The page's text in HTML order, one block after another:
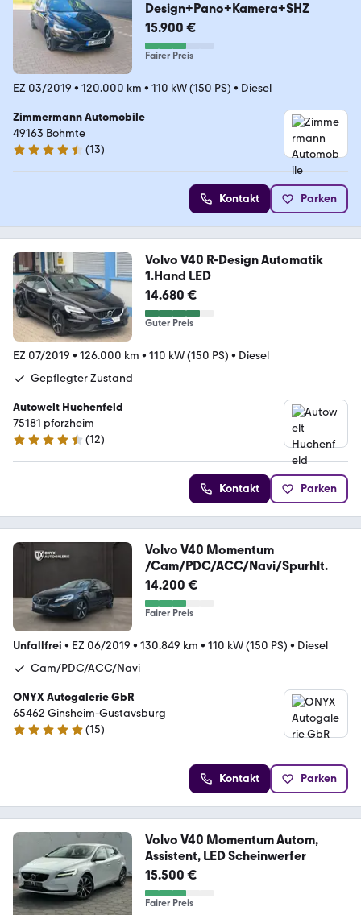
Design+Pano+Kamera+SHZ
15.900 €
Fairer Preis
EZ 03/2019 • 120.000 km • 110 kW (150 PS) • Diesel
Zimmermann Automobile
49163 Bohmte
4.7 Sterne
(13)
Kontakt Parken
Volvo V40 R-Design Automatik
1.Hand LED
14.680 €
Guter Preis
EZ 07/2019 • 126.000 km • 110 kW (150 PS) • Diesel
Gepflegter Zustand
Autowelt Huchenfeld
75181 pforzheim
4.6 Sterne
(12)
Kontakt Parken
Volvo V40 Momentum
/Cam/PDC/ACC/Navi/Spurhlt.
14.200 €
Fairer Preis
Unfallfrei • EZ 06/2019 • 130.849 km • 110 kW (150 PS) • Diesel
Cam/PDC/ACC/Navi
ONYX Autogalerie GbR
65462 Ginsheim-Gustavsburg
4.9 Sterne
(15)
Kontakt Parken
Volvo V40 Momentum Autom,
Assistent, LED Scheinwerfer
15.500 €
Fairer Preis